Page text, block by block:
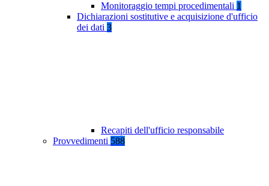
Monitoraggio tempi procedimentali 1
Dichiarazioni sostitutive e acquisizione d'ufficio
dei dati 3
Recapiti dell'ufficio responsabile
Provvedimenti 588